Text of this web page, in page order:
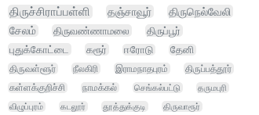
திருச்சிராப்பள்ளி தஞ்சாவூர் திருநெல்வேலி
சேலம் திருவண்ணாமலை
திருப்பூர்
புதுக்கோட்டை
கரூர் ஈரோடு
தேனி
திருவள்ளூர்
நீலகிரி இராமநாதபுரம் திருப்பத்தூர்
கள்ளக்குறிச்சி நாமக்கல் செங்கல்பட்டு
தருமபுரி
விழுப்புரம்
கடலூர் தூத்துக்குடி
திருவாரூர்